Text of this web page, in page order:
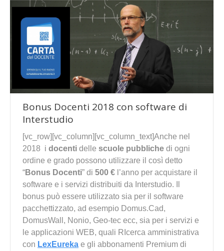
Bonus Docenti 2018 con software di
Interstudio
[vc_row][vc_column][vc_column_text]Anche nel
2018 i docenti delle scuole pubbliche di ogni
ordine e grado possono utilizzare il così detto
“Bonus Docenti” di 500 € l’anno per acquistare il
software e i servizi distribuiti da Interstudio. Il
bonus può essere utilizzato sia per il software
pacchettizzato, ad esempio Domus.Cad,
DomusWall, Nonio, Geo-tec ecc, sia per i servizi e
le applicazioni WEB, quali RIcerca amministrativa
con LexEureka e gli abbonamenti Premium di